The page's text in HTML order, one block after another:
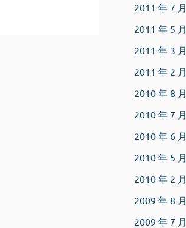
2011 年 7 月
2011 年 5 月
2011 年 3 月
2011 年 2 月
2010 年 8 月
2010 年 7 月
2010 年 6 月
2010 年 5 月
2010 年 2 月
2009 年 8 月
2009 年 7 月